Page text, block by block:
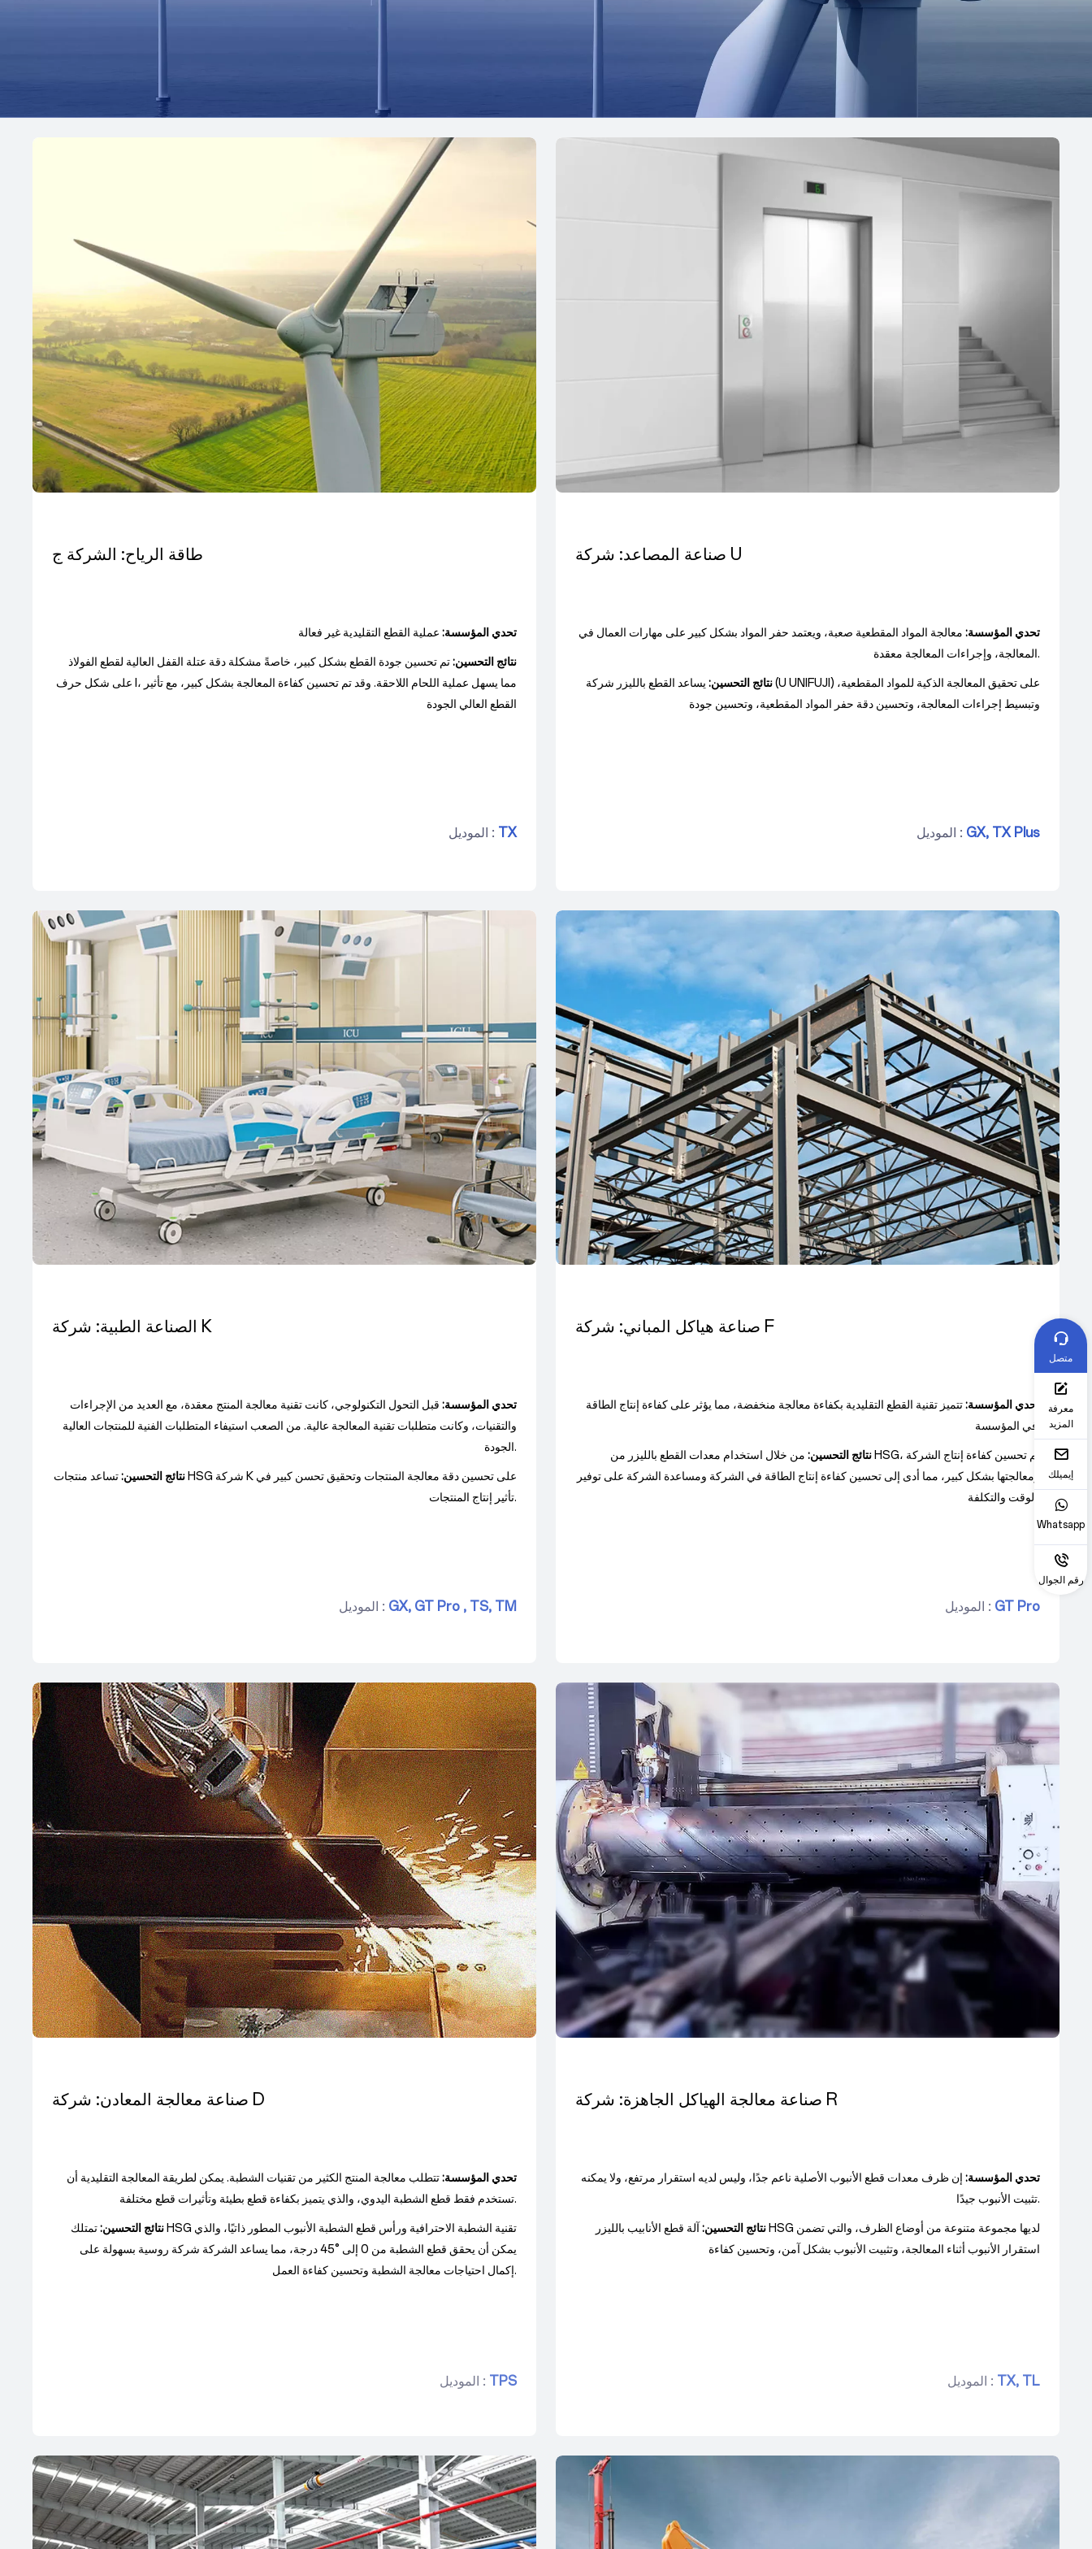
طاقة الرياح: الشركة ج
تحدي المؤسسة: عملية القطع التقليدية غير فعالة
نتائج التحسين:تم تحسين جودة القطع بشكل كبير، خاصةً مشكلة دقة عتلة القفل العالية لقطع الفولاذ
على شكل حرف I، مما يسهل عملية اللحام اللاحقة. وقد تم تحسين كفاءة المعالجة بشكل كبير، مع تأثير
القطع العالي الجودة
الموديل : TX
صناعة المصاعد: شركة U
تحدي المؤسسة: معالجة المواد المقطعية صعبة، ويعتمد حفر المواد بشكل كبير على مهارات العمال في
المعالجة، وإجراءات المعالجة معقدة.
نتائج التحسين: يساعد القطع بالليزر شركة (U UNIFUJI) على تحقيق المعالجة الذكية للمواد المقطعية،
وتبسيط إجراءات المعالجة، وتحسين دقة حفر المواد المقطعية، وتحسين جودة
الموديل : GX, TX Plus
الصناعة الطبية: شركة K
تحدي المؤسسة: قبل التحول التكنولوجي، كانت تقنية معالجة المنتج معقدة، مع العديد من الإجراءات
والتقنيات، وكانت متطلبات تقنية المعالجة عالية. من الصعب استيفاء المتطلبات الفنية للمنتجات العالية
الجودة.
نتائج التحسين:تساعد منتجات HSG شركة K على تحسين دقة معالجة المنتجات وتحقيق تحسن كبير في
تأثير إنتاج المنتجات.
الموديل : GX, GT Pro , TS, TM
صناعة هياكل المباني: شركة F
تحدي المؤسسة:تتميز تقنية القطع التقليدية بكفاءة معالجة منخفضة، مما يؤثر على كفاءة إنتاج الطاقة
نتائج التحسين: من خلال استخدام معدات القطع بالليزر من HSG، تم تحسين كفاءة إنتاج الشركة
ومعالجتها بشكل كبير، مما أدى إلى تحسين كفاءة إنتاج الطاقة في الشركة ومساعدة الشركة على توفير
الموديل : GT Pro
صناعة معالجة المعادن: شركة D
تحدي المؤسسة:تتطلب معالجة المنتج الكثير من تقنيات الشطبة. يمكن لطريقة المعالجة التقليدية أن
تستخدم فقط قطع الشطبة اليدوي، والذي يتميز بكفاءة قطع بطيئة وتأثيرات قطع مختلفة.
نتائج التحسين:تمتلك HSG تقنية الشطبة الاحترافية ورأس قطع الشطبة الأنبوب المطور ذاتيًا، والذي
يمكن أن يحقق قطع الشطبة من 0 إلى °45 درجة، مما يساعد الشركة شركة روسية بسهولة على
إكمال احتياجات معالجة الشطبة وتحسين كفاءة العمل.
الموديل : TPS
صناعة معالجة الهياكل الجاهزة: شركة R
تحدي المؤسسة: إن ظرف معدات قطع الأنبوب الأصلية ناعم جدًا، وليس لديه استقرار مرتفع، ولا يمكنه
تثبيت الأنبوب جيدًا.
نتائج التحسين: آلة قطع الأنابيب بالليزر HSG لديها مجموعة متنوعة من أوضاع الظرف، والتي تضمن
استقرار الأنبوب أثناء المعالجة، وتثبيت الأنبوب بشكل آمن، وتحسين كفاءة
الموديل : TX, TL
متصل
معرفة
المزيد
إيميلك
Whatsapp
رقم الجوال